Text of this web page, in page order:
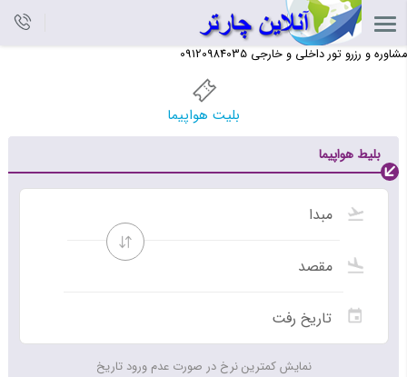
مشاوره و رزرو تور داخلی و خارجی 09120984035
بلیت هواپیما
بلیط هواپیما
نمایش کمترین نرخ در صورت عدم ورود تاریخ